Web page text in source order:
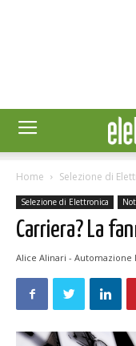
Home Selezione di
Selezione di Elettronica
Carriera? La
Alice Alinari - Automazione